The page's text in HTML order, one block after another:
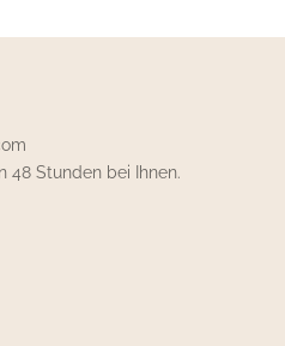
48 Stunden bei Ihnen.